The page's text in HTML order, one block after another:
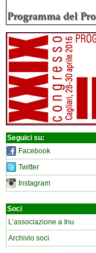
Seguici su:
Facebook
Twitter
Instagram
Soci
L’associazione a Inu
Archivio soci